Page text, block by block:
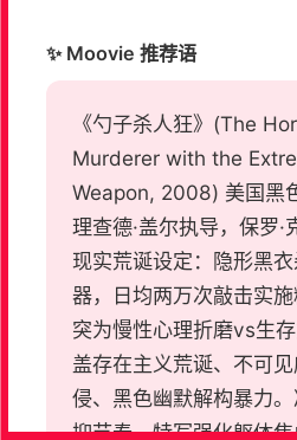
✨ Moovie 推荐语
《勺子杀人狂》(The
Murderer with the
Weapon, 2008) 美国黑
理查德·盖尔执导，保罗·
现实荒诞设定：隐形黑
器，日均两万次敲击实
突为慢性心理折磨vs生
盖存在主义荒诞、不可
侵、黑色幽默解构暴力
抑节奏，特写强化躯体